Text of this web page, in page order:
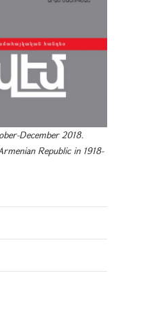
December 2018.
Republic in 1918-